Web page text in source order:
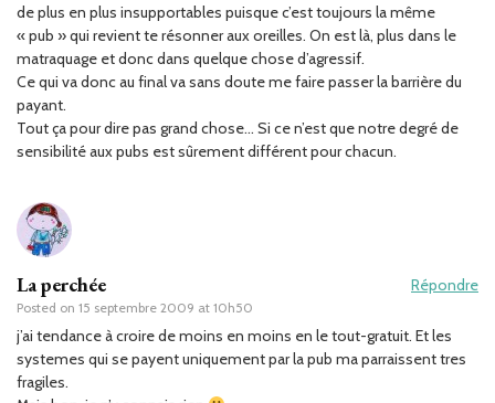
de plus en plus insupportables puisque c’est toujours la même
« pub » qui revient te résonner aux oreilles. On est là, plus dans le
matraquage et donc dans quelque chose d’agressif.
Ce qui va donc au final va sans doute me faire passer la barrière du
payant.
Tout ça pour dire pas grand chose… Si ce n’est que notre degré de
sensibilité aux pubs est sûrement différent pour chacun.
La perchée
Posted on 15 septembre 2009 at 10h50
Répondre
j’ai tendance à croire de moins en moins en le tout-gratuit. Et les
systemes qui se payent uniquement par la pub ma parraissent tres
fragiles.